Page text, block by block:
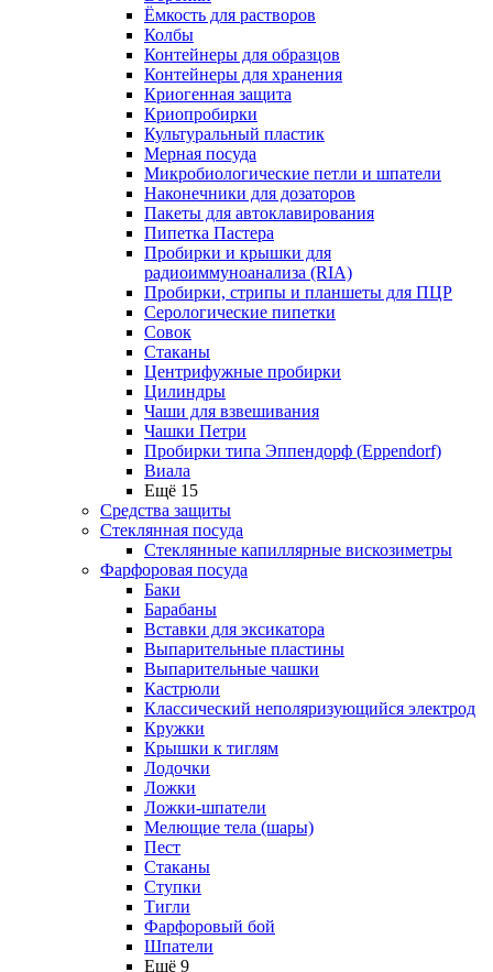
Ёмкость для растворов
Колбы
Контейнеры для образцов
Контейнеры для хранения
Криогенная защита
Криопробирки
Культуральный пластик
Мерная посуда
Микробиологические петли и шпатели
Наконечники для дозаторов
Пакеты для автоклавирования
Пипетка Пастера
Пробирки и крышки для
радиоиммуноанализа (RIA)
Пробирки, стрипы и планшеты для ПЦР
Серологические пипетки
Совок
Стаканы
Центрифужные пробирки
Цилиндры
Чаши для взвешивания
Чашки Петри
Пробирки типа Эппендорф (Eppendorf)
Виала
Ещё 15
Средства защиты
Стеклянная посуда
Стеклянные капиллярные вискозиметры
Фарфоровая посуда
Баки
Барабаны
Вставки для эксикатора
Выпарительные пластины
Выпарительные чашки
Кастрюли
Классический неполяризующийся электрод
Кружки
Крышки к тиглям
Лодочки
Ложки
Ложки-шпатели
Мелющие тела (шары)
Пест
Стаканы
Ступки
Тигли
Фарфоровый бой
Шпатели
Ещё 9